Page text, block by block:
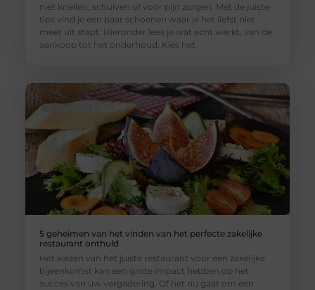
niet knellen, schuiven of voor pijn zorgen. Met de juiste
tips vind je een paar schoenen waar je het liefst niet
meer uit stapt. Hieronder lees je wat echt werkt, van de
aankoop tot het onderhoud. Kies het
5 geheimen van het vinden van het perfecte zakelijke
restaurant onthuld
Het kiezen van het juiste restaurant voor een zakelijke
bijeenkomst kan een grote impact hebben op het
succes van uw vergadering. Of het nu gaat om een